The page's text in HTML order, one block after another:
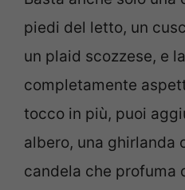
piedi del letto, un
un plaid scozzese, e
completamente
tocco in più, puoi
albero, una ghirlanda
candela che profuma